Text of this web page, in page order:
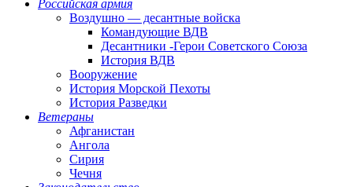
Российская армия
Воздушно — десантные войска
Командующие ВДВ
Десантники -Герои Советского Союза
История ВДВ
Вооружение
История Морской Пехоты
История Разведки
Ветераны
Афганистан
Ангола
Сирия
Чечня